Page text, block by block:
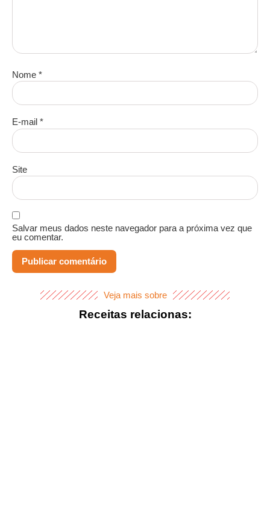
Nome *
E-mail *
Site
Salvar meus dados neste navegador para a próxima vez que
eu comentar.
Veja mais sobre
Receitas relacionas: